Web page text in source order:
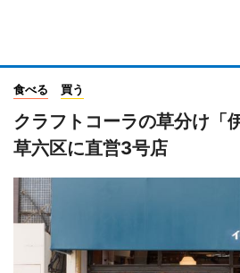
食べる 買う
クラフトコーラの草分け「
草六区に直営3号店